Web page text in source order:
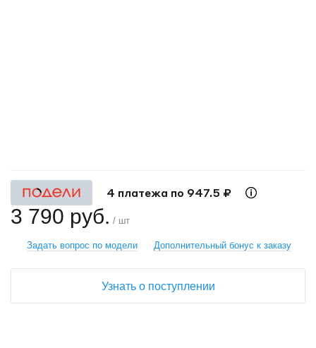
4 платежа по 947.5 ₽
3 790 руб. / шт
Задать вопрос по модели Дополнительный бонус к заказу
Узнать о поступлении